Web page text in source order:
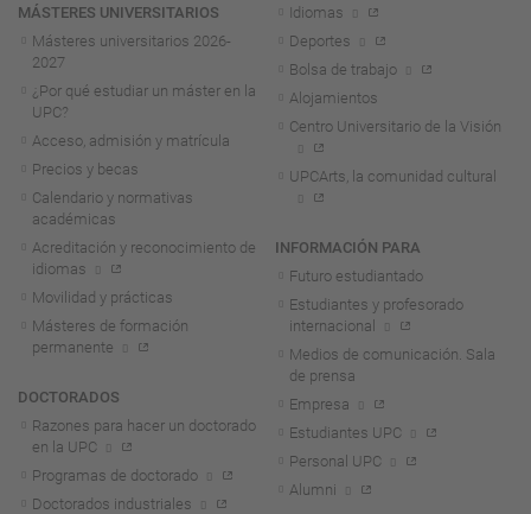
MÁSTERES UNIVERSITARIOS
Másteres universitarios 2026-
2027
¿Por qué estudiar un máster en la
UPC?
Acceso, admisión y matrícula
Precios y becas
Calendario y normativas
académicas
Acreditación y reconocimiento de
idiomas
Movilidad y prácticas
Másteres de formación
permanente
DOCTORADOS
Razones para hacer un doctorado
en la UPC
Programas de doctorado
Doctorados industriales
Idiomas
Deportes
Bolsa de trabajo
Alojamientos
Centro Universitario de la Visión
UPCArts, la comunidad cultural
INFORMACIÓN PARA
Futuro estudiantado
Estudiantes y profesorado
internacional
Medios de comunicación. Sala
de prensa
Empresa
Estudiantes UPC
Personal UPC
Alumni